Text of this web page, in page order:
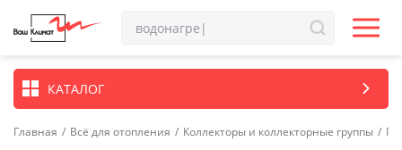
КАТАЛОГ
Главная / Всё для отопления / Коллекторы и коллекторные группы /